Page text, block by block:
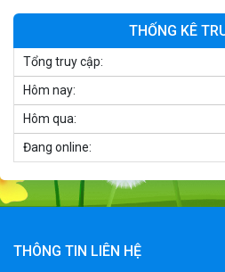
Xe điện trẻ em
Xe ô tô điện
2.600.000 ₫
THỐNG KÊ
Tổng truy cập:
Hôm nay:
Hôm qua:
Đang online:
THÔNG TIN LIÊN HỆ